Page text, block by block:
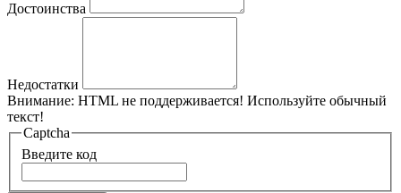
Достоинства
Недостатки
Внимание: HTML не поддерживается! Используйте обычный
текст!
Captcha
Введите код